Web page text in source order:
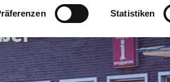
Statistiken